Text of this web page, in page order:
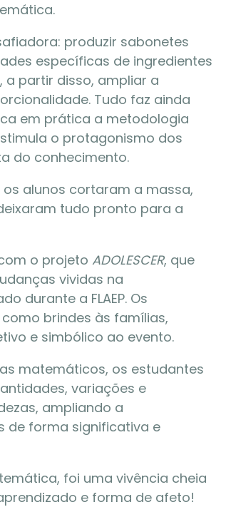
produzir sabonetes
específicas de ingredientes
partir disso, ampliar a
Tudo faz ainda
em prática a metodologia
o protagonismo dos
do conhecimento.
alunos cortaram a massa,
tudo pronto para a
o projeto ADOLESCER, que
vividas na
durante a FLAEP. Os
brindes às famílias,
e simbólico ao evento.
matemáticos, os estudantes
variações e
ampliando a
de forma significativa e
foi uma vivência cheia
e forma de afeto!
| 07 | 2026
dos 40 anos voltou a emocionar –
da tarde